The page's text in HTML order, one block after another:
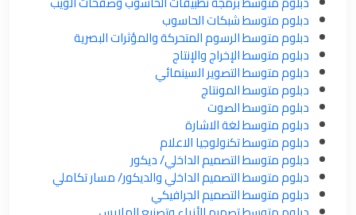
دبلوم متوسط شبكات الحاسوب
دبلوم متوسط الرسوم المتحركة والمؤثرات البصرية
دبلوم متوسط الإخراج والإنتاج
دبلوم متوسط التصوير السينمائي
دبلوم متوسط المونتاج
دبلوم متوسط الصوت
دبلوم متوسط لغة الاشارة
دبلوم متوسط تكنولوجيا الاعلام
دبلوم متوسط التصميم الداخلي/ ديكور
دبلوم متوسط التصميم الداخلي والديكور/ مسار تكاملي
دبلوم متوسط التصميم الجرافيكي